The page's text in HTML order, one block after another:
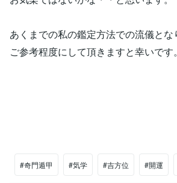
あくまでの私の鑑定方法での流儀とな
ご参考程度にして頂きますと幸いです。
#奇門遁甲 #気学 #吉方位 #開運